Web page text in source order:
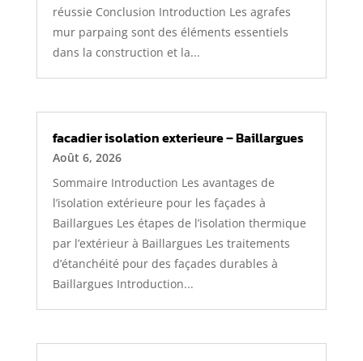
réussie Conclusion Introduction Les agrafes
mur parpaing sont des éléments essentiels
dans la construction et la...
facadier isolation exterieure – Baillargues
Août 6, 2026
Sommaire Introduction Les avantages de
l’isolation extérieure pour les façades à
Baillargues Les étapes de l’isolation thermique
par l’extérieur à Baillargues Les traitements
d’étanchéité pour des façades durables à
Baillargues Introduction...